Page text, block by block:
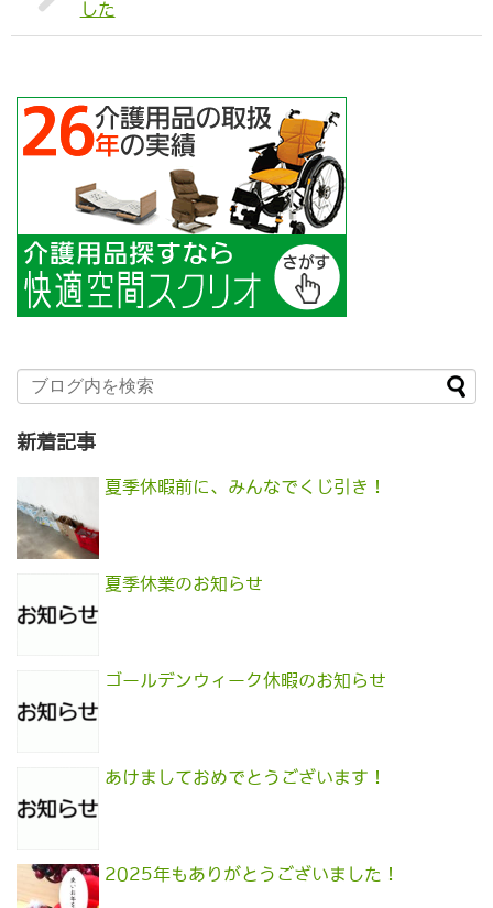
した
新着記事
夏季休暇前に、みんなでくじ引き！
夏季休業のお知らせ
ゴールデンウィーク休暇のお知らせ
あけましておめでとうございます！
2025年もありがとうございました！